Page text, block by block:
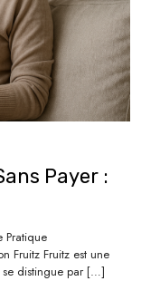
Payer :
Pratique
Fruitz Fruitz est une
distingue par […]